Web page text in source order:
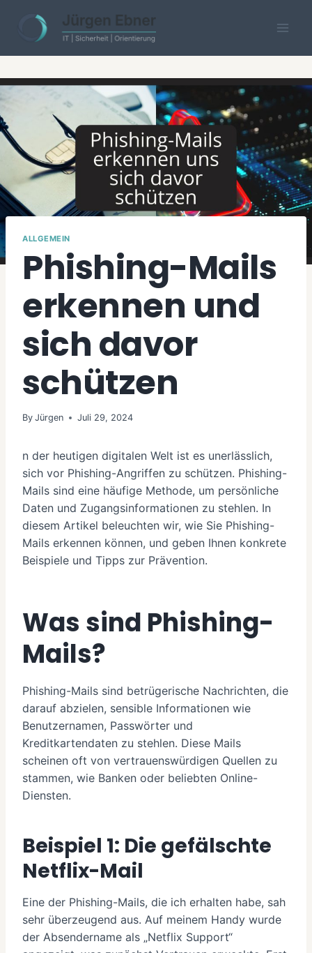
content
ALLGEMEIN
Phishing-Mails
erkennen und
sich davor
schützen
By Jürgen Juli 29, 2024
n der heutigen digitalen Welt ist es unerlässlich,
sich vor Phishing-Angriffen zu schützen. Phishing-
Mails sind eine häufige Methode, um persönliche
Daten und Zugangsinformationen zu stehlen. In
diesem Artikel beleuchten wir, wie Sie Phishing-
Mails erkennen können, und geben Ihnen konkrete
Beispiele und Tipps zur Prävention.
Was sind Phishing-
Mails?
Phishing-Mails sind betrügerische Nachrichten, die
darauf abzielen, sensible Informationen wie
Benutzernamen, Passwörter und
Kreditkartendaten zu stehlen. Diese Mails
scheinen oft von vertrauenswürdigen Quellen zu
stammen, wie Banken oder beliebten Online-
Diensten.
Beispiel 1: Die gefälschte
Netflix-Mail
Eine der Phishing-Mails, die ich erhalten habe, sah
sehr überzeugend aus. Auf meinem Handy wurde
der Absendername als „Netflix Support“